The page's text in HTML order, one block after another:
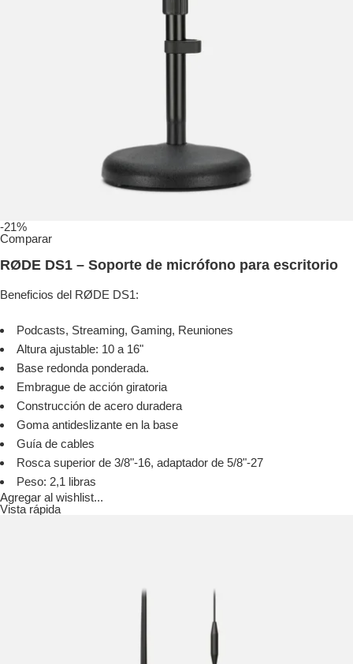
-21%
Comparar
RØDE DS1 – Soporte de micrófono para escritorio
Beneficios del RØDE DS1:
Podcasts, Streaming, Gaming, Reuniones
Altura ajustable: 10 a 16"
Base redonda ponderada.
Embrague de acción giratoria
Construcción de acero duradera
Goma antideslizante en la base
Guía de cables
Rosca superior de 3/8"-16, adaptador de 5/8"-27
Peso: 2,1 libras
Agregar al wishlist...
Vista rápida